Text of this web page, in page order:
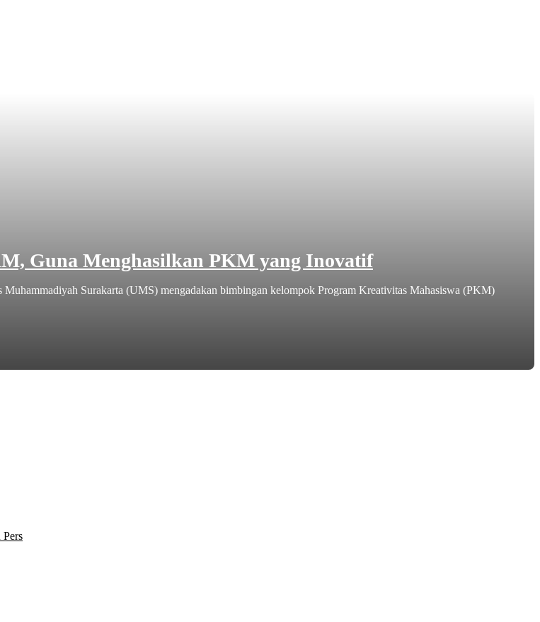
Guna Menghasilkan PKM yang Inovatif
Surakarta (UMS) mengadakan bimbingan kelompok Program Kreativitas Mahasiswa (PKM)